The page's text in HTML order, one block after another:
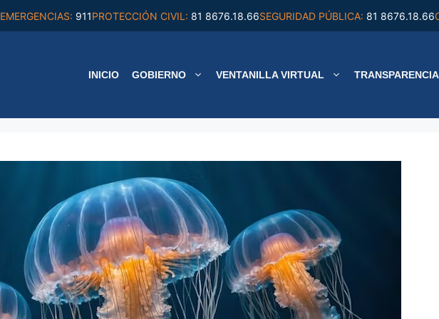
EMERGENCIAS: 911PROTECCIÓN CIVIL: 81 8676.18.66SEGURIDAD PÚBLICA: 81 8676.18.66
INICIO GOBIERNO VENTANILLA VIRTUAL TRANSPARENCIA